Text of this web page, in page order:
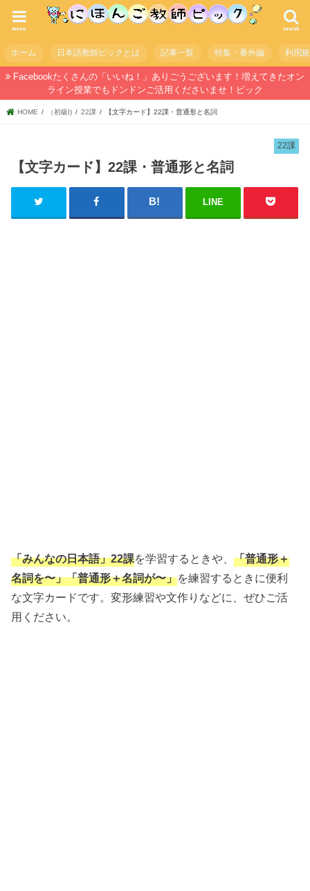
search
menu
ホーム 日本語教師ピックとは 記事一覧 特集・番外編 利用
Facebookたくさんの「いいね！」ありごうございます！増えてきたオン
ライン授業でもドンドンご活用くださいませ！ピック
HOME （初級I) 22課 【文字カード】22課・普通形と名詞
22課
【文字カード】22課・普通形と名詞
LINE
「みんなの日本語」22課を学習するときや、「普通形＋
名詞を〜」「普通形＋名詞が〜」を練習するときに便利
な文字カードです。変形練習や文作りなどに、ぜひご活
用ください。